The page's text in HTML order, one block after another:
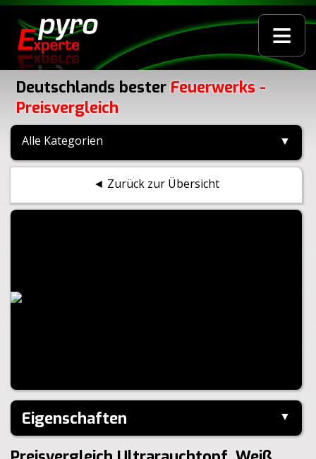
≡
Deutschlands bester Feuerwerks -
Preisvergleich
Alle Kategorien ▼
◄ Zurück zur Übersicht
Eigenschaften ▼
Hersteller:
---